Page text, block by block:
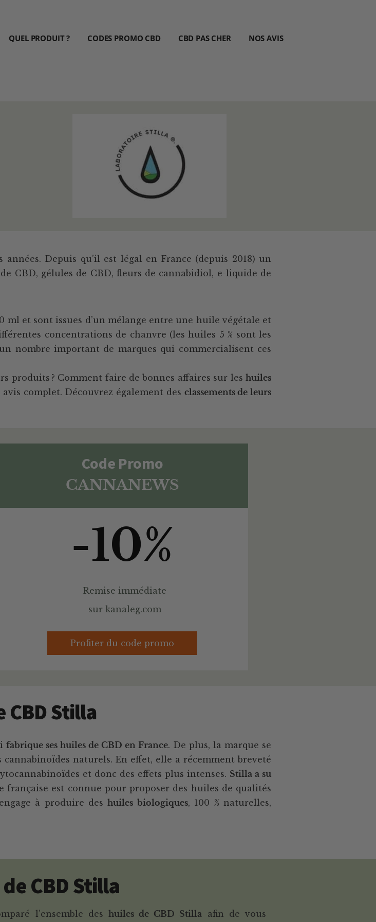
QUEL PRODUIT ? CODES PROMO CBD CBD PAS CHER NOS AVIS
Depuis qu’il est légal en France (depuis 2018) un
CBD, gélules de CBD, fleurs de cannabidiol, e-liquide de
ml et sont issues d’un mélange entre une huile végétale et
concentrations de chanvre (les huiles 5 % sont les
nombre important de marques qui commercialisent ces
produits ? Comment faire de bonnes affaires sur leshuiles
complet. Découvrez également des classements de leurs
Code Promo
CANNANEWS
-10%
Remise immédiate
sur kanaleg.com
Profiter du code promo
CBD Stilla
fabrique ses huiles de CBD en France. De plus, la marque se
naturels. En effet, elle a récemment breveté
et donc des effets plus intenses. Stilla a su
française est connue pour proposer des huiles de qualités
à produire deshuiles biologiques, 100 % naturelles,
CBD Stilla
l’ensemble des huiles de CBD Stilla afin de vous